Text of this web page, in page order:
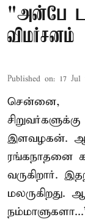
"அன்பே
விமர்சனம்
Published on: 17 Jul
சென்னை,
இளவழகன்.
ரங்கநாதனை
வருகிறார்.
மலருகிறது.